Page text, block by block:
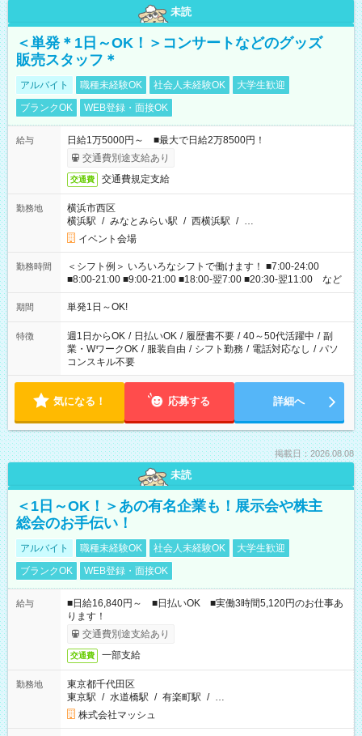
未読
＜単発＊1日～OK！＞コンサートなどのグッズ
販売スタッフ＊
アルバイト 職種未経験OK 社会人未経験OK
大学生歓迎
ブランクOK
WEB登録・面接OK
給与
日給1万5000円～ ■最大で日給2万8500円！
交通費別途支給あり
交通費 交通費規定支給
勤務地
横浜市西区
横浜駅 / みなとみらい駅 / 西横浜駅 / …
イベント会場
勤務時間
＜シフト例＞ いろいろなシフトで働けます！ ■7:00-24:00
■8:00-21:00 ■9:00-21:00 ■18:00-翌7:00 ■20:30-翌11:00 など
期間 単発1日～OK!
特徴 週1日からOK / 日払いOK / 履歴書不要 / 40～50代活躍中 / 副
業・WワークOK / 服装自由 / シフト勤務 / 電話対応なし / パソ
コンスキル不要
気になる！ 応募する 詳細へ
掲載日：2026.08.08
未読
＜1日～OK！＞あの有名企業も！展示会や株主
総会のお手伝い！
アルバイト 職種未経験OK 社会人未経験OK
大学生歓迎
ブランクOK
WEB登録・面接OK
給与
■日給16,840円～ ■日払いOK ■実働3時間5,120円のお仕事あ
ります！
交通費別途支給あり
交通費 一部支給
勤務地
東京都千代田区
東京駅 / 水道橋駅 / 有楽町駅 / …
株式会社マッシュ